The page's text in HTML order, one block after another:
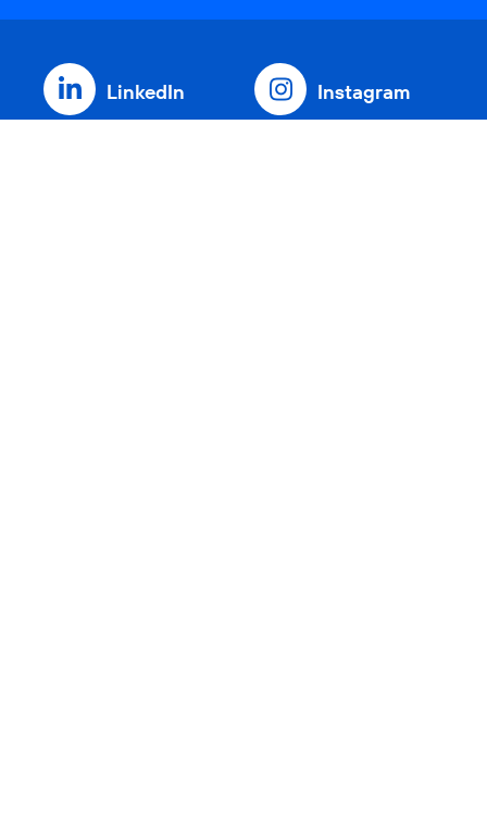
LinkedIn Instagram